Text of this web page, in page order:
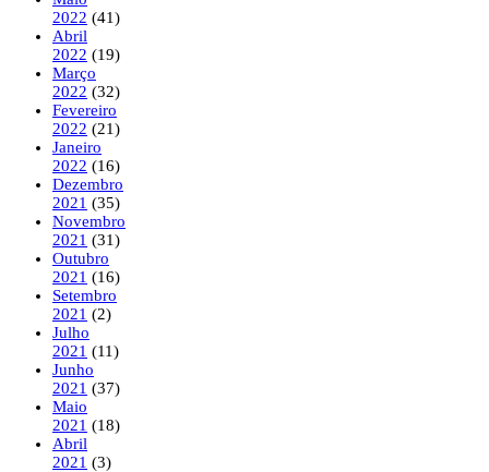
2022 (41)
Abril
2022 (19)
Março
2022 (32)
Fevereiro
2022 (21)
Janeiro
2022 (16)
Dezembro
2021 (35)
Novembro
2021 (31)
Outubro
2021 (16)
Setembro
2021 (2)
Julho
2021 (11)
Junho
2021 (37)
Maio
2021 (18)
Abril
2021 (3)